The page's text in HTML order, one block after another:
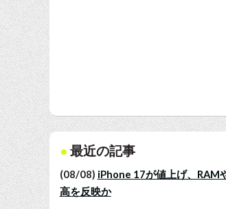
最近の記事
(08/08) iPhone 17が値上げ、RAM
高を反映か